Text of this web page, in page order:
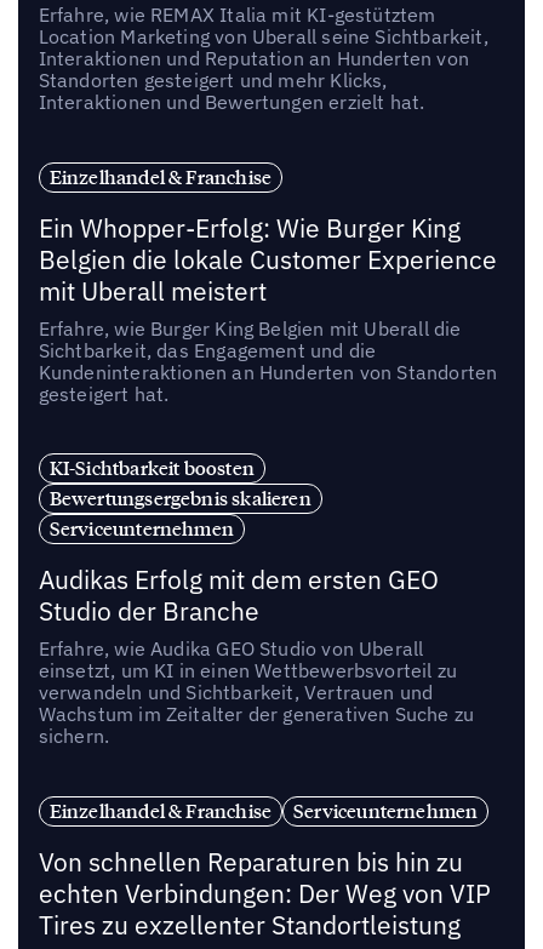
Erfahre, wie REMAX Italia mit KI-gestütztem
Location Marketing von Uberall seine Sichtbarkeit,
Interaktionen und Reputation an Hunderten von
Standorten gesteigert und mehr Klicks,
Interaktionen und Bewertungen erzielt hat.
Einzelhandel & Franchise
Ein Whopper-Erfolg: Wie Burger King
Belgien die lokale Customer Experience
mit Uberall meistert
Erfahre, wie Burger King Belgien mit Uberall die
Sichtbarkeit, das Engagement und die
Kundeninteraktionen an Hunderten von Standorten
gesteigert hat.
KI-Sichtbarkeit boosten
Bewertungsergebnis skalieren
Serviceunternehmen
Audikas Erfolg mit dem ersten GEO
Studio der Branche
Erfahre, wie Audika GEO Studio von Uberall
einsetzt, um KI in einen Wettbewerbsvorteil zu
verwandeln und Sichtbarkeit, Vertrauen und
Wachstum im Zeitalter der generativen Suche zu
sichern.
Einzelhandel & Franchise Serviceunternehmen
Von schnellen Reparaturen bis hin zu
echten Verbindungen: Der Weg von VIP
Tires zu exzellenter Standortleistung